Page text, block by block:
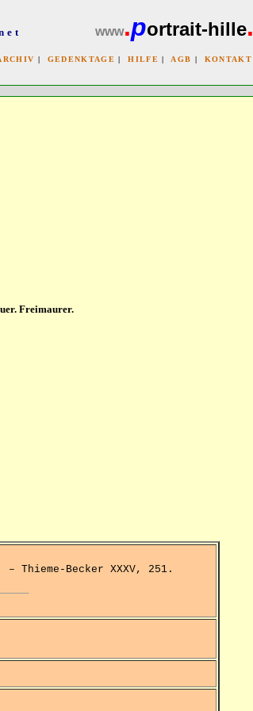
www.portrait-hille.
| GEDENKTAGE |HILFE | AGB | KONTAKT
Freimaurer.
Becker XXXV, 251.